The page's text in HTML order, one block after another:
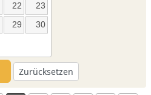
22
23
29
30
Zurücksetzen